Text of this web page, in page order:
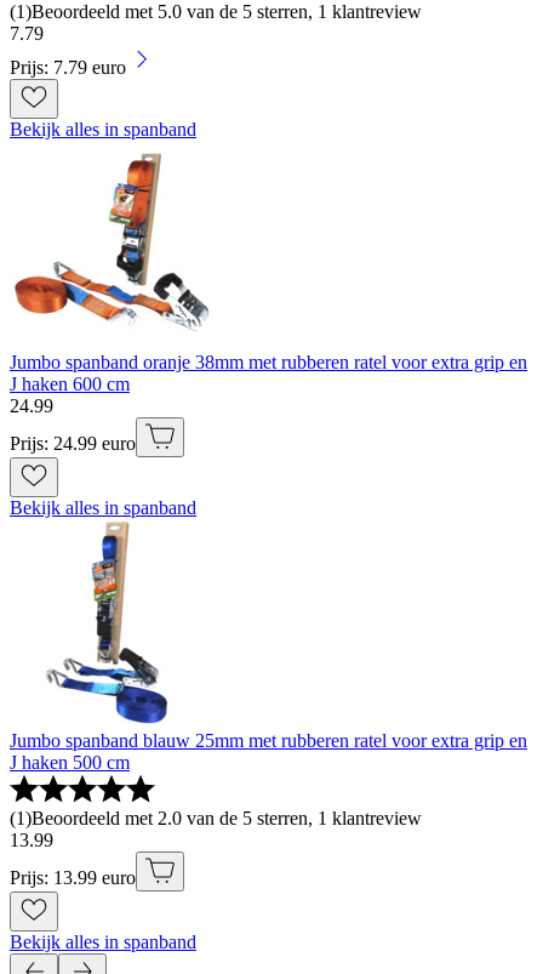
(1)Beoordeeld met 5.0 van de 5 sterren, 1 klantreview
7.79
Prijs: 7.79 euro
Bekijk alles in spanband
Jumbo spanband oranje 38mm met rubberen ratel voor extra grip en
J haken 600 cm
24.99
Prijs: 24.99 euro
Bekijk alles in spanband
Jumbo spanband blauw 25mm met rubberen ratel voor extra grip en
J haken 500 cm
(1)Beoordeeld met 2.0 van de 5 sterren, 1 klantreview
13.99
Prijs: 13.99 euro
Bekijk alles in spanband